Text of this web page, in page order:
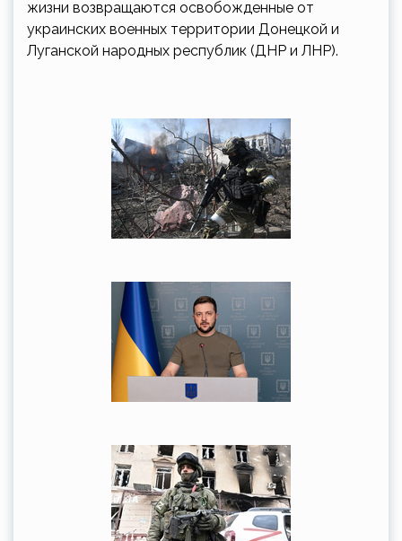
жизни возвращаются освобожденные от
украинских военных территории Донецкой и
Луганской народных республик (ДНР и ЛНР).